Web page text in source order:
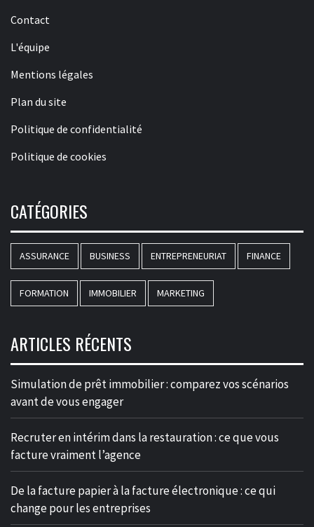
Contact
L'équipe
Mentions légales
Plan du site
Politique de confidentialité
Politique de cookies
CATÉGORIES
ASSURANCE BUSINESS ENTREPRENEURIAT FINANCE
FORMATION IMMOBILIER MARKETING
ARTICLES RÉCENTS
Simulation de prêt immobilier : comparez vos scénarios
avant de vous engager
Recruter en intérim dans la restauration : ce que vous
facture vraiment l’agence
De la facture papier à la facture électronique : ce qui
change pour les entreprises